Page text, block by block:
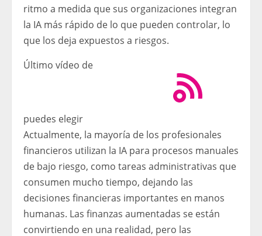
ritmo a medida que sus organizaciones integran
la IA más rápido de lo que pueden controlar, lo
que los deja expuestos a riesgos.
Último vídeo de
puedes elegir
Actualmente, la mayoría de los profesionales
financieros utilizan la IA para procesos manuales
de bajo riesgo, como tareas administrativas que
consumen mucho tiempo, dejando las
decisiones financieras importantes en manos
humanas. Las finanzas aumentadas se están
convirtiendo en una realidad, pero las